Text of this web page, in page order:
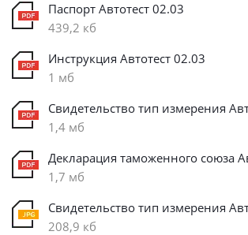
Паспорт Автотест 02.03
439,2 кб
Инструкция Автотест 02.03
1 мб
Свидетельство тип измерения
1,4 мб
Декларация таможенного союза
1,7 мб
Свидетельство тип измерения
208,9 кб